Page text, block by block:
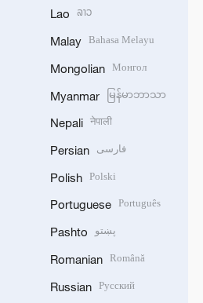
Lao ລາວ
Malay Bahasa Melayu
Mongolian Монгол
Myanmar မြန်မာဘာသာ
Nepali नेपाली
Persian فارسی
Polish Polski
Portuguese Português
Pashto پښتو
Romanian Română
Russian Русский